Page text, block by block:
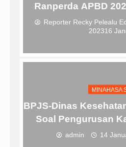
Ranperda APBD
Langsung
Reporter Recky Pelealu
202316
MINAHASA
BPJS-Dinas
Soal Pengurusan
admin 14